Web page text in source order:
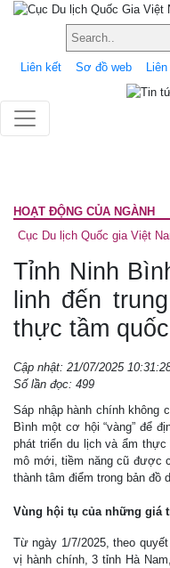
Liên kết Sơ đồ web
HOẠT ĐỘNG CỦA NGÀNH
Cục Du lịch Quốc gia Việt
Tỉnh Ninh
linh đến
thực tầm
Cập nhật: 21/07/2025
Số lần đọc: 499
Sáp nhập hành chính không
Bình một cơ hội “vàng” để
phát triển du lịch và ẩm
mô mới, tiềm năng cũ được
thành tâm điểm trong bản đồ
Vùng hội tụ của những giá
Từ ngày 1/7/2025, theo
vị hành chính, 3 tỉnh Hà